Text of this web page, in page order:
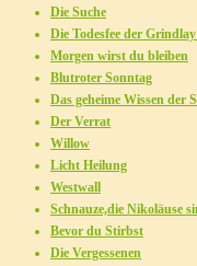
Die Suche
Die Todesfee der
Morgen wirst du bleiben
Blutroter Sonntag
Das geheime Wissen der
Der Verrat
Willow
Licht Heilung
Westwall
Schnauze,die Nikoläuse
Bevor du Stirbst
Die Vergessenen